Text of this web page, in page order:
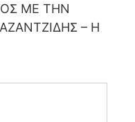
ΜΕ ΤΗΝ
– Η